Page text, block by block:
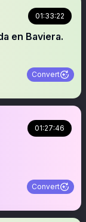
01:33:22
en Baviera.
Convert
01:27:46
Convert